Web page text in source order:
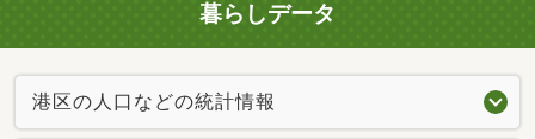
暮らしデータ
港区の人口などの統計情報